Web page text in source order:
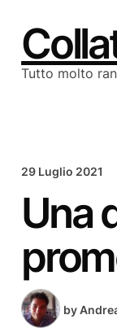
contenuto
Tutto molto
29 Luglio 2021
Una
by